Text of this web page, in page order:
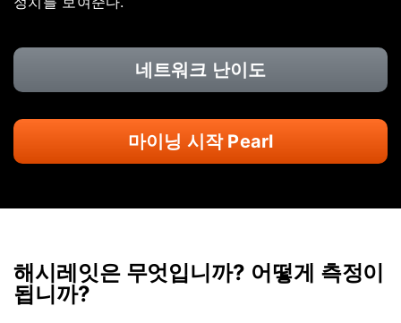
네트워크 난이도
마이닝 시작 Pearl
해시레잇은 무엇입니까? 어떻게 측정이
됩니까?